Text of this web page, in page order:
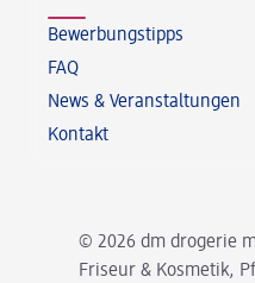
© 2026 dm drogerie
Friseur & Kosmetik,
Bewerbungstipps
FAQ
News & Veranstaltungen
Kontakt